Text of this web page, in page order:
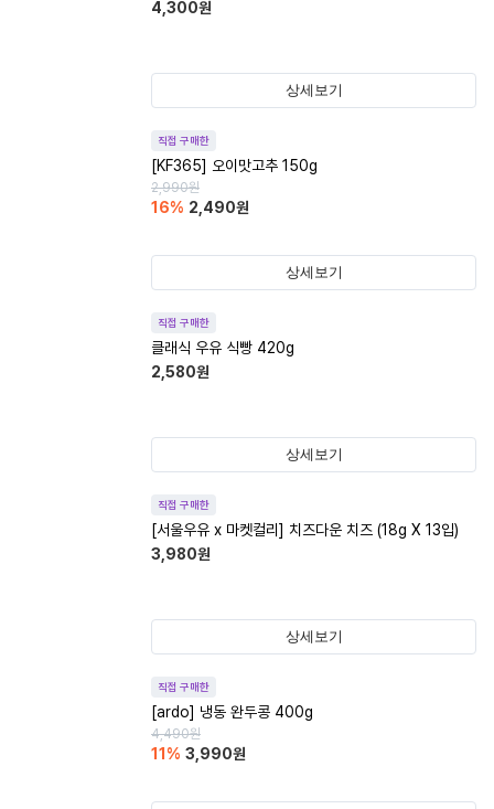
4,300원
상세보기
직접 구매한
[KF365] 오이맛고추 150g
2,990원
16% 2,490원
상세보기
직접 구매한
클래식 우유 식빵 420g
2,580원
상세보기
직접 구매한
[서울우유 x 마켓컬리] 치즈다운 치즈 (18g X 13입)
3,980원
상세보기
직접 구매한
[ardo] 냉동 완두콩 400g
4,490원
11 % 3,990원